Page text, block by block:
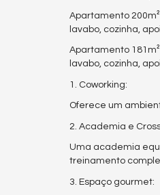
Apartamento
lavabo, cozinha,
Apartamento
lavabo, cozinha,
1. Coworking:
Oferece um
2. Academia e
Uma academia
treinamento
3. Espaço gourmet: